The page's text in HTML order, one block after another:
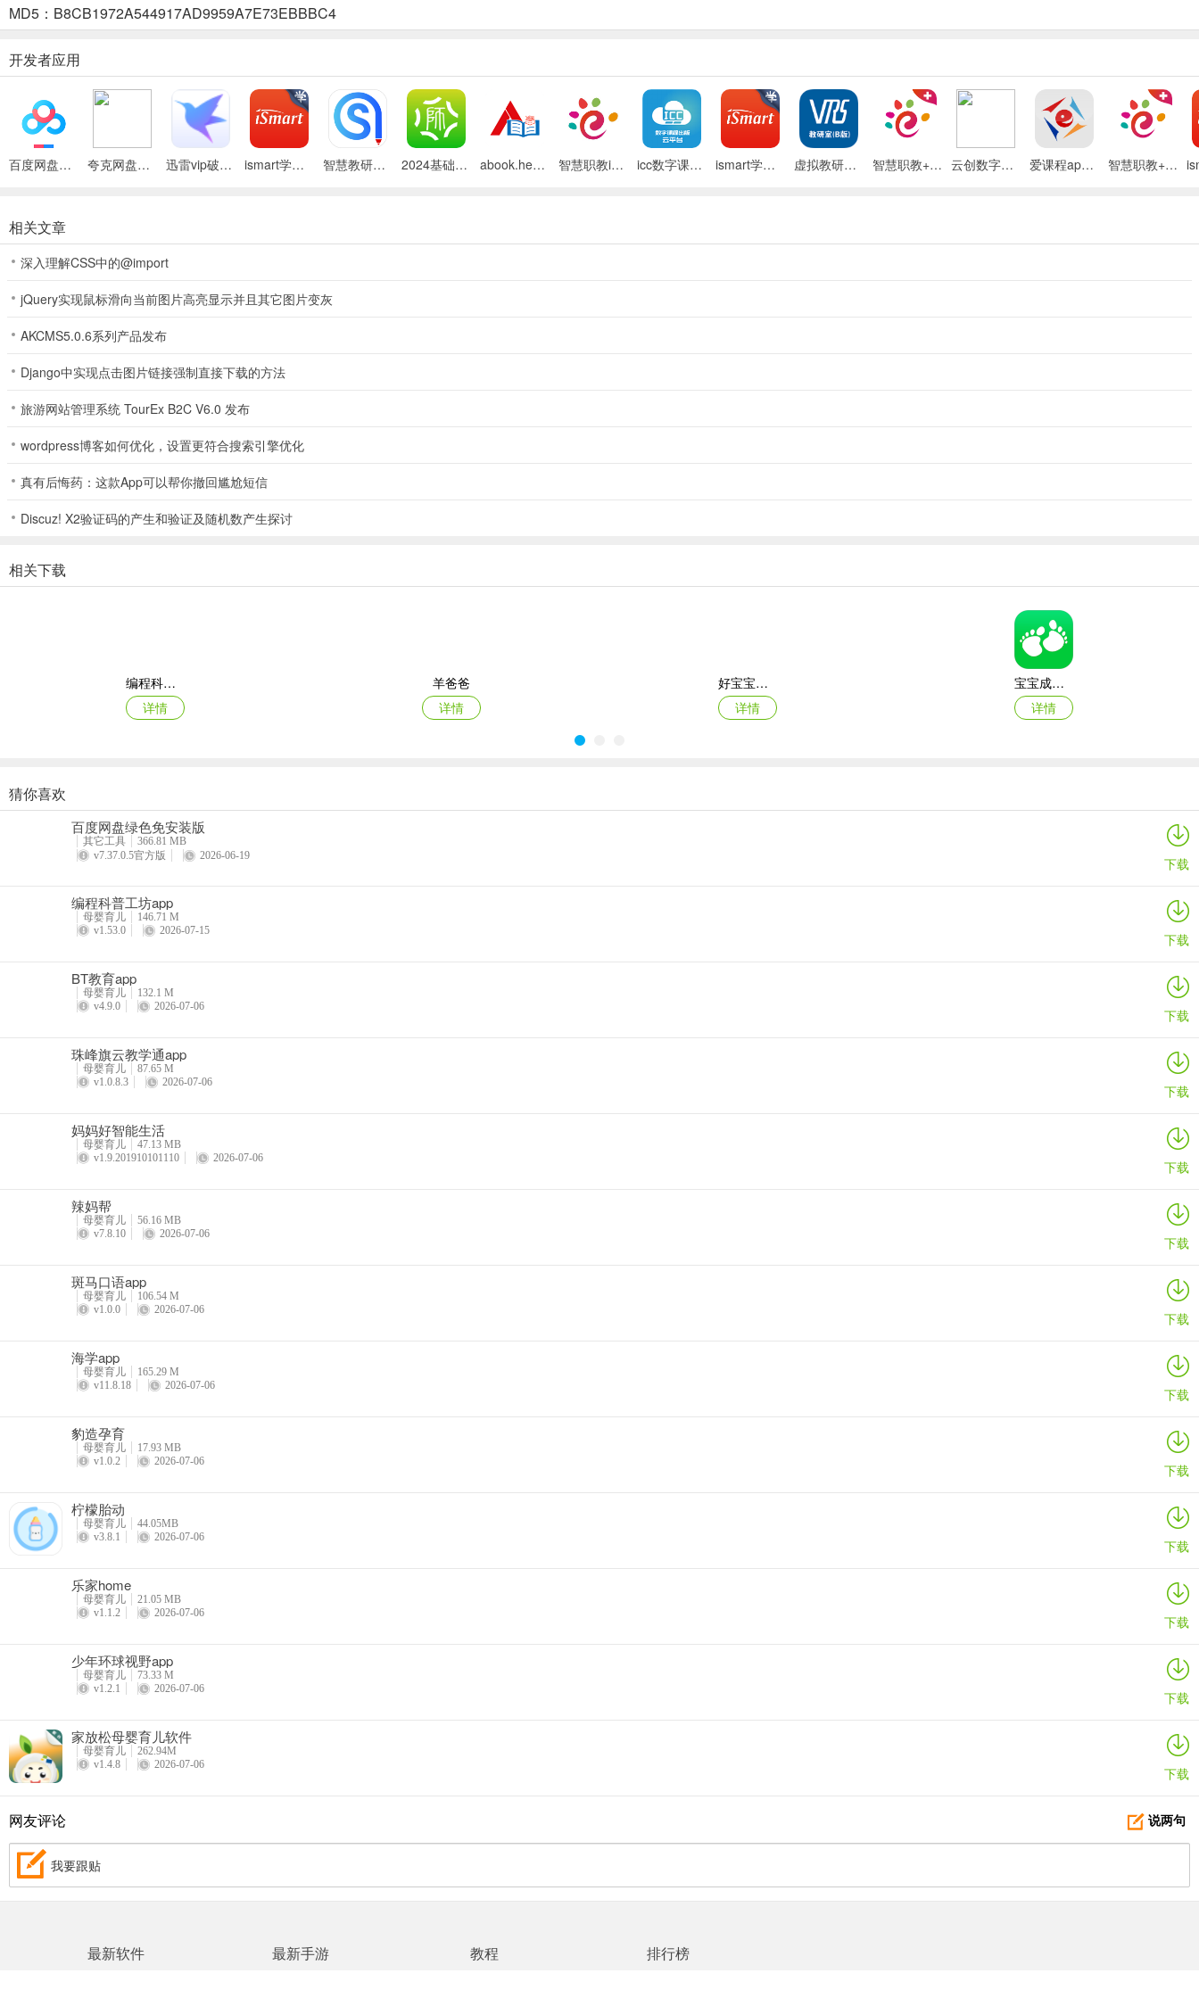
红袋鼠爱悦读app怎么看手工视频
1、打开登录红袋鼠爱悦读app后点击界面上面的【动手】
2、然后就可以选择手工视频进行观看
3、小朋友观看时可以边看边跟着动手做
应用亮点
支持家长录制专属语音故事，即使不在身边也能通过熟悉的声音陪伴孩子阅读，深化亲子情感联结，同时营造温馨的阅读氛围。
2、护眼模式设计：
默认启动柔和光线，减少屏幕对视力的刺激，并可自定义设定使用时长提醒，帮助孩子科学规划阅读时间，预防用眼疲劳。
3、离线下载功能：
支持无网络环境下阅读已下载的绘本和儿歌，满足外出或碎片时间的学习需求，无需担忧流量消耗，让学习随时随地发生。
4、成长记录系统：
清晰追踪孩子的学习进度与阅读轨迹，生成详细的学习报告，助力家长了解孩子的成长情况，并针对性地调整教育计划。
更新日志
v1.1.2版本
MD5：B8CB1972A544917AD9959A7E73EBBBC4
开发者应用
百度网盘绿色免安装Pc电脑版 夸克网盘官方正式版 迅雷vip破解版永久会员2024版 ismart学生端官方版 智慧教研室app 2024基础教育教师培训网手机版 abook.hep数字课程软件 智慧职教icve最新版本 icc数字课程云平台 ismart学生软件 虚拟教研室app官方版 智慧职教+官方版 云创数字教材app 爱课程app最新版 智慧职教+app
相关文章
深入理解CSS中的@import
jQuery实现鼠标滑向当前图片高亮显示并且其它图片变灰
AKCMS5.0.6系列产品发布
Django中实现点击图片链接强制直接下载的方法
旅游网站管理系统 TourEx B2C V6.0 发布
wordpress博客如何优化，设置更符合搜索引擎优化
真有后悔药：这款App可以帮你撤回尴尬短信
Discuz! X2验证码的产生和验证及随机数产生探讨
相关下载
编程科普工坊app
详情
羊爸爸
详情
好宝宝辅食
详情
宝宝成长记手机版
详情
憨妈妈
详情
BT教育app
小鹦看看app
核桃软硬件编程app
猜你喜欢
百度网盘绿色免安装版
其它工具
366.81 MB
v7.37.0.5官方版
2026-06-19 下载
编程科普工坊app
母婴育儿
146.71 M
v1.53.0
2026-07-15 下载
BT教育app
母婴育儿
132.1 M
v4.9.0
2026-07-06 下载
珠峰旗云教学通app
母婴育儿
87.65 M
v1.0.8.3
2026-07-06 下载
妈妈好智能生活
母婴育儿
47.13 MB
v1.9.201910101110
2026-07-06 下载
辣妈帮
母婴育儿
56.16 MB
v7.8.10
2026-07-06 下载
斑马口语app
母婴育儿
106.54 M
v1.0.0
2026-07-06 下载
海学app
母婴育儿
165.29 M
v11.8.18
2026-07-06 下载
豹造孕育
母婴育儿
17.93 MB
v1.0.2
2026-07-06 下载
柠檬胎动
母婴育儿
44.05MB
v3.8.1
2026-07-06 下载
乐家home
母婴育儿
21.05 MB
v1.1.2
2026-07-06 下载
少年环球视野app
母婴育儿
73.33 M
v1.2.1
2026-07-06 下载
家放松母婴育儿软件
母婴育儿
262.94M
v1.4.8
2026-07-06 下载
说两句
网友评论
我要跟贴
最新软件 最新手游 教程 排行榜